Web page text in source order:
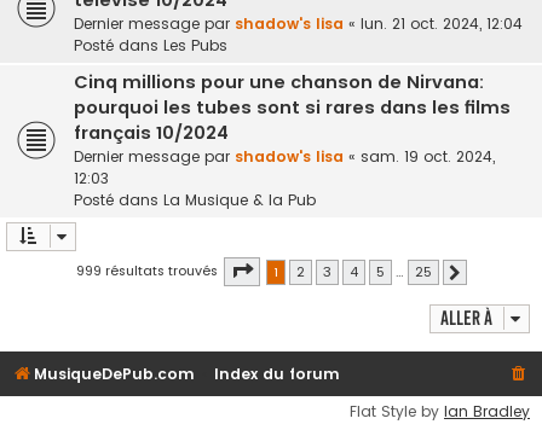
Dernier message par shadow's lisa « lun. 21 oct. 2024, 12:04
Posté dans Les Pubs
Cinq millions pour une chanson de Nirvana:
pourquoi les tubes sont si rares dans les films
français 10/2024
Dernier message par shadow's lisa « sam. 19 oct. 2024,
12:03
Posté dans La Musique & la Pub
999 résultats trouvés Page 1sur25
1 2 3 4 5 … 25
Aller à
MusiqueDePub.com
Index du forum
Flat Style by Ian Bradley